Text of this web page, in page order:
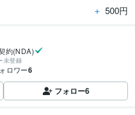
＋ 500円
約(NDA)
未登録
ロワー6
フォロー6